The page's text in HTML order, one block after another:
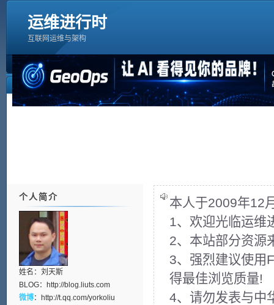
运维进行时
互联网运维与架构
本人于2009年12
1、欢迎光临运维
2、本站部分资源
3、强烈建议使用
得最佳浏览质量!
4、请勿发表与中
个人简介
姓名：刘天斯
BLOG： http://blog.liuts.com
微博： http://t.qq.com/yorkoliu